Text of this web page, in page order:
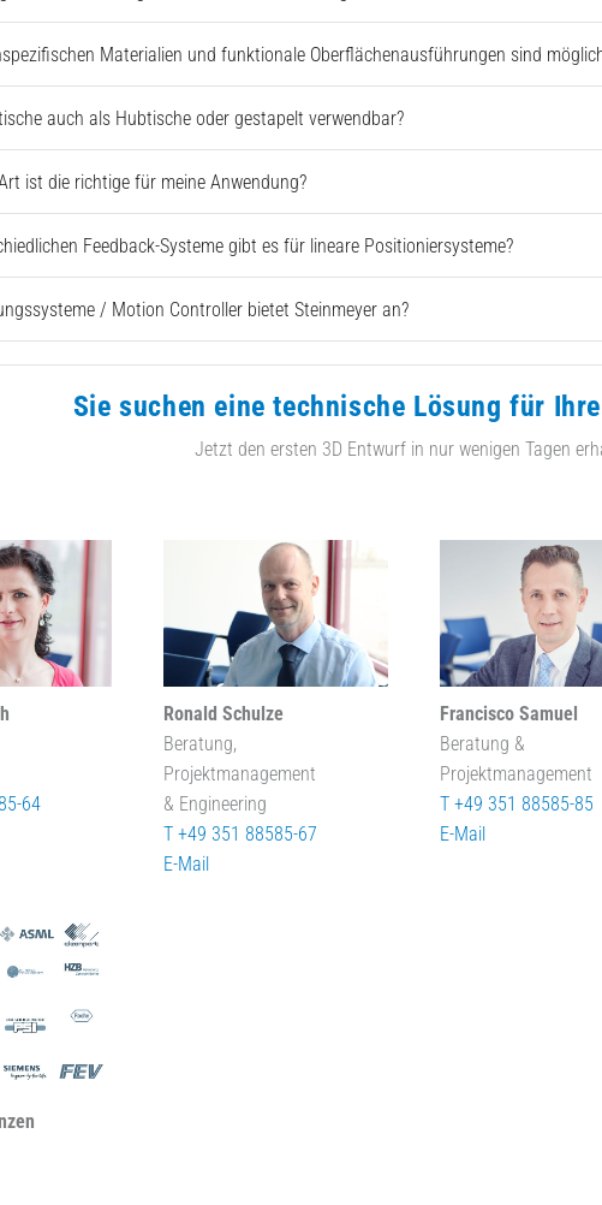
Materialien und funktionale Oberflächenausführungen sind
auch als Hubtische oder gestapelt verwendbar?
ist die richtige für meine Anwendung?
Feedback-Systeme gibt es für lineare Positioniersysteme?
/ Motion Controller bietet Steinmeyer an?
Sie suchen eine technische Lösung für
Jetzt den ersten 3D Entwurf in nur wenigen Tagen
64
Ronald Schulze
Beratung,
Projektmanagement
& Engineering
T +49 351 88585-67
E-Mail
Francisco Samuel
Beratung &
Projektmanagement
T +49 351 88585-85
E-Mail